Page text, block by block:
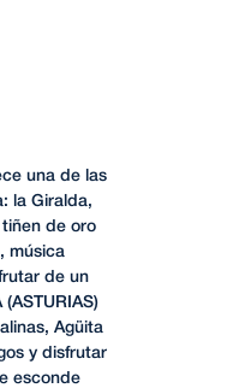
una de las
la Giralda,
de oro
música
de un
Agüita
y disfrutar
esconde